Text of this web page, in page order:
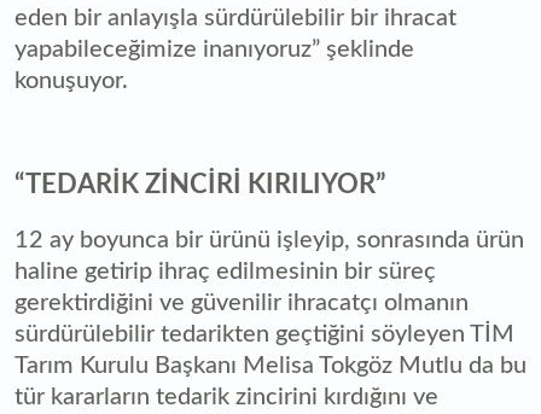
eden bir anlayışla sürdürülebilir bir ihracat
yapabileceğimize inanıyoruz” şeklinde
konuşuyor.
“TEDARİK ZİNCİRİ KIRILIYOR”
12 ay boyunca bir ürünü işleyip, sonrasında ürün
haline getirip ihraç edilmesinin bir süreç
gerektirdiğini ve güvenilir ihracatçı olmanın
sürdürülebilir tedarikten geçtiğini söyleyen TİM
Tarım Kurulu Başkanı Melisa Tokgöz Mutlu da bu
tür kararların tedarik zincirini kırdığını ve